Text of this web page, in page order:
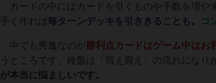
カードの中にはカードを引くものや手数を増や
手く作れば毎ターンデッキを引ききることも 。 コ
中でも秀逸なのが 勝利点カードはゲーム中はお
うところです。終盤は「買え買え」の流れになり
が本当に悩ましいです。